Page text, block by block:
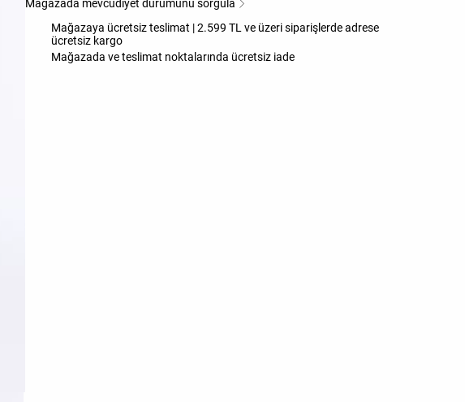
Mağazada mevcudiyet durumunu sorgula
Mağazaya ücretsiz teslimat | 2.599 TL ve üzeri siparişlerde adrese
ücretsiz kargo
Mağazada ve teslimat noktalarında ücretsiz iade